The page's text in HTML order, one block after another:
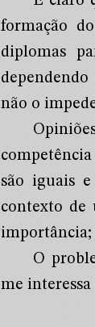
formação
diplomas
não o
são iguais
contexto de
importância;
O
me